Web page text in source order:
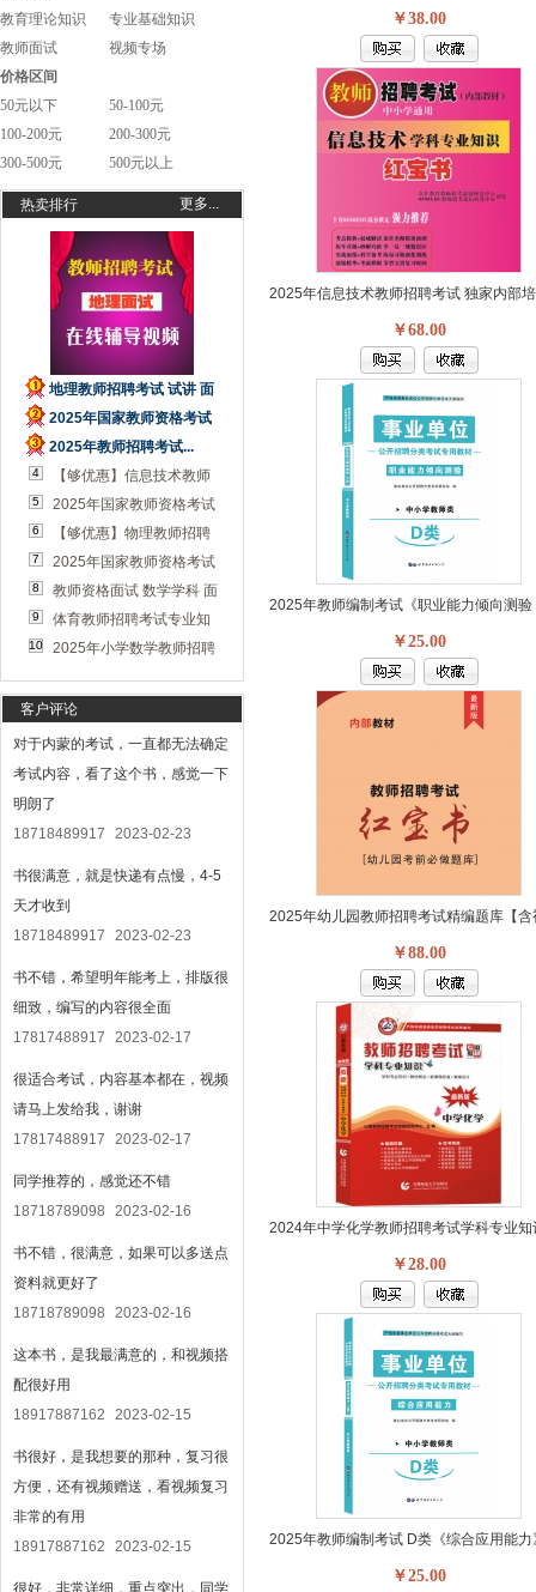
教育理论知识
专业基础知识
教师面试
视频专场
价格区间
50元以下
50-100元
100-200元
200-300元
300-500元
500元以上
热卖排行
1
地理教师招聘考试 试讲 面
试 答辩...
2
2025年国家教师资格考试
教材【中学...
2025年教师招聘考试...
4
【够优惠】信息技术教师
招聘考试...
5
2025年国家教师资格考试
【幼儿园...
6
【够优惠】物理教师招聘
考试笔试...
7
2025年国家教师资格考试
教材【初级...
8
教师资格面试 数学学科 面
试宝典
9
体育教师招聘考试专业知
识历年真...
10
2025年小学数学教师招聘
考试...
更多...
客户评论
对于内蒙的考试，一直都无法确定
考试内容，看了这个书，感觉一下
明朗了
18718489917
2023-02-23
书很满意，就是快递有点慢，4-5
天才收到
18718489917
2023-02-23
书不错，希望明年能考上，排版很
细致，编写的内容很全面
17817488917
2023-02-17
很适合考试，内容基本都在，视频
请马上发给我，谢谢
17817488917
2023-02-17
同学推荐的，感觉还不错
18718789098
2023-02-16
书不错，很满意，如果可以多送点
资料就更好了
18718789098
2023-02-16
这本书，是我最满意的，和视频搭
配很好用
18917887162
2023-02-15
书很好，是我想要的那种，复习很
方便，还有视频赠送，看视频复习
非常的有用
18917887162
2023-02-15
很好，非常详细，重点突出，同学
￥38.00
￥68.00
￥25.00
￥88.00
￥28.00
￥25.00